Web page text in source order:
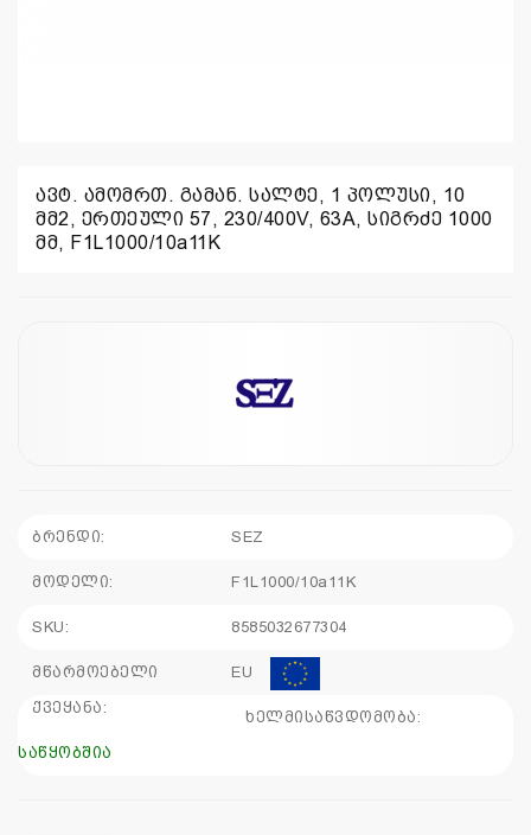
ავტ. ამომრთ. გამან. სალტე, 1 პოლუსი, 10
მმ2, ერთეული 57, 230/400V, 63A, სიგრძე 1000
მმ, F1L1000/10a11K
ბრენდი: SEZ
მოდელი: F1L1000/10a11K
SKU: 8585032677304
მწარმოებელი
ქვეყანა:
EU
ხელმისაწვდომობა:
საწყობშია